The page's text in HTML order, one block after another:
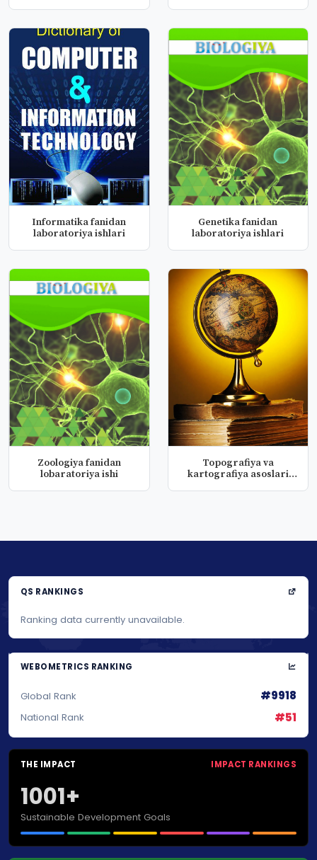
Informatika fanidan
laboratoriya ishlari
Genetika fanidan
laboratoriya ishlari
Zoologiya fanidan
lobaratoriya ishi
Topografiya va
kartografiya asoslari
QS RANKINGS
Ranking data currently unavailable.
WEBOMETRICS RANKING
Global Rank #9918
National Rank #51
THE IMPACT IMPACT RANKINGS
1001+
Sustainable Development Goals